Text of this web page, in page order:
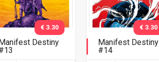
Manifest Destiny
€ 3.30
Manifest Destiny
#14
€ 3.30